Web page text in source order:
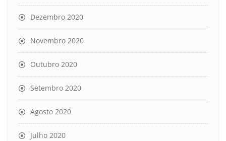
Dezembro 2020
Novembro 2020
Outubro 2020
Setembro 2020
Agosto 2020
Julho 2020